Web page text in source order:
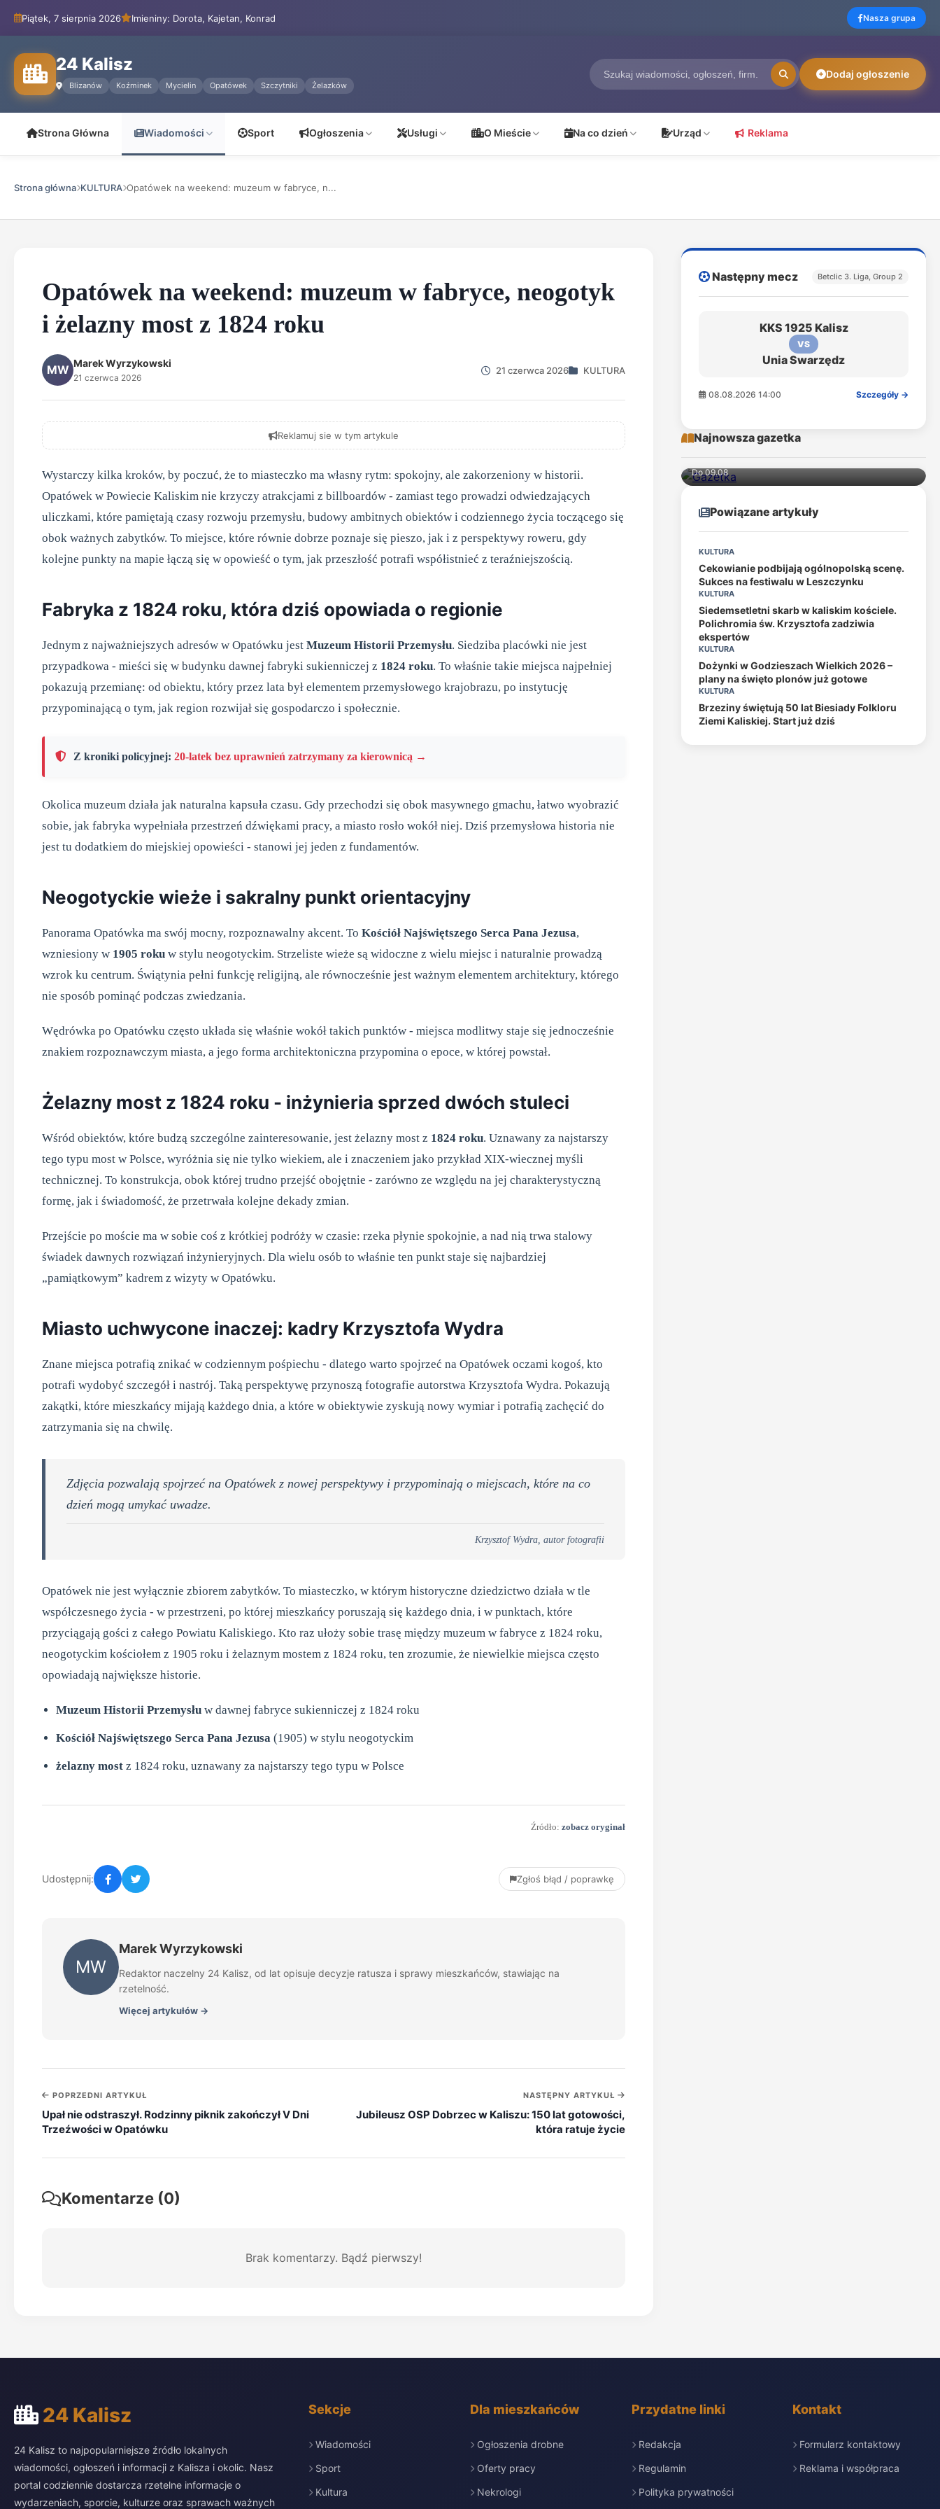
Piątek, 7 sierpnia 2026 Imieniny: Dorota, Kajetan, Konrad Nasza grupa
24 Kalisz
Blizanów Koźminek Mycielin Opatówek Szczytniki Żelazków
Dodaj ogłoszenie
Strona Główna Wiadomości Sport Ogłoszenia Usługi O Mieście Na co dzień Urząd Reklama
Strona główna KULTURA Opatówek na weekend: muzeum w fabryce, n...
Opatówek na weekend: muzeum w fabryce, neogotyk
i żelazny most z 1824 roku
MW Marek Wyrzykowski
21 czerwca 2026
21 czerwca 2026 KULTURA
Reklamuj sie w tym artykule
Wystarczy kilka kroków, by poczuć, że to miasteczko ma własny rytm: spokojny, ale zakorzeniony w historii.
Opatówek w Powiecie Kaliskim nie krzyczy atrakcjami z billboardów - zamiast tego prowadzi odwiedzających
uliczkami, które pamiętają czasy rozwoju przemysłu, budowy ambitnych obiektów i codziennego życia toczącego się
obok ważnych zabytków. To miejsce, które równie dobrze poznaje się pieszo, jak i z perspektywy roweru, gdy
kolejne punkty na mapie łączą się w opowieść o tym, jak przeszłość potrafi współistnieć z teraźniejszością.
Fabryka z 1824 roku, która dziś opowiada o regionie
Jednym z najważniejszych adresów w Opatówku jest Muzeum Historii Przemysłu. Siedziba placówki nie jest
przypadkowa - mieści się w budynku dawnej fabryki sukienniczej z 1824 roku. To właśnie takie miejsca najpełniej
pokazują przemianę: od obiektu, który przez lata był elementem przemysłowego krajobrazu, po instytucję
przypominającą o tym, jak region rozwijał się gospodarczo i społecznie.
Z kroniki policyjnej: 20-latek bez uprawnień zatrzymany za kierownicą →
Okolica muzeum działa jak naturalna kapsuła czasu. Gdy przechodzi się obok masywnego gmachu, łatwo wyobrazić
sobie, jak fabryka wypełniała przestrzeń dźwiękami pracy, a miasto rosło wokół niej. Dziś przemysłowa historia nie
jest tu dodatkiem do miejskiej opowieści - stanowi jej jeden z fundamentów.
Neogotyckie wieże i sakralny punkt orientacyjny
Panorama Opatówka ma swój mocny, rozpoznawalny akcent. To Kościół Najświętszego Serca Pana Jezusa,
wzniesiony w 1905 roku w stylu neogotyckim. Strzeliste wieże są widoczne z wielu miejsc i naturalnie prowadzą
wzrok ku centrum. Świątynia pełni funkcję religijną, ale równocześnie jest ważnym elementem architektury, którego
nie sposób pominąć podczas zwiedzania.
Wędrówka po Opatówku często układa się właśnie wokół takich punktów - miejsca modlitwy staje się jednocześnie
znakiem rozpoznawczym miasta, a jego forma architektoniczna przypomina o epoce, w której powstał.
Żelazny most z 1824 roku - inżynieria sprzed dwóch stuleci
Wśród obiektów, które budzą szczególne zainteresowanie, jest żelazny most z 1824 roku. Uznawany za najstarszy
tego typu most w Polsce, wyróżnia się nie tylko wiekiem, ale i znaczeniem jako przykład XIX-wiecznej myśli
technicznej. To konstrukcja, obok której trudno przejść obojętnie - zarówno ze względu na jej charakterystyczną
formę, jak i świadomość, że przetrwała kolejne dekady zmian.
Przejście po moście ma w sobie coś z krótkiej podróży w czasie: rzeka płynie spokojnie, a nad nią trwa stalowy
świadek dawnych rozwiązań inżynieryjnych. Dla wielu osób to właśnie ten punkt staje się najbardziej
„pamiątkowym” kadrem z wizyty w Opatówku.
Miasto uchwycone inaczej: kadry Krzysztofa Wydra
Znane miejsca potrafią znikać w codziennym pośpiechu - dlatego warto spojrzeć na Opatówek oczami kogoś, kto
potrafi wydobyć szczegół i nastrój. Taką perspektywę przynoszą fotografie autorstwa Krzysztofa Wydra. Pokazują
zakątki, które mieszkańcy mijają każdego dnia, a które w obiektywie zyskują nowy wymiar i potrafią zachęcić do
zatrzymania się na chwilę.
Zdjęcia pozwalają spojrzeć na Opatówek z nowej perspektywy i przypominają o miejscach, które na co
dzień mogą umykać uwadze.
Krzysztof Wydra, autor fotografii
Opatówek nie jest wyłącznie zbiorem zabytków. To miasteczko, w którym historyczne dziedzictwo działa w tle
współczesnego życia - w przestrzeni, po której mieszkańcy poruszają się każdego dnia, i w punktach, które
przyciągają gości z całego Powiatu Kaliskiego. Kto raz ułoży sobie trasę między muzeum w fabryce z 1824 roku,
neogotyckim kościołem z 1905 roku i żelaznym mostem z 1824 roku, ten zrozumie, że niewielkie miejsca często
opowiadają największe historie.
Muzeum Historii Przemysłu w dawnej fabryce sukienniczej z 1824 roku
Kościół Najświętszego Serca Pana Jezusa (1905) w stylu neogotyckim
żelazny most z 1824 roku, uznawany za najstarszy tego typu w Polsce
Źródło: zobacz oryginał
Udostępnij: Zgłoś błąd / poprawkę
MW
Marek Wyrzykowski
Redaktor naczelny 24 Kalisz, od lat opisuje decyzje ratusza i sprawy mieszkańców, stawiając na
rzetelność.
Więcej artykułów →
POPRZEDNI ARTYKUŁ
Upał nie odstraszył. Rodzinny piknik zakończył V Dni
Trzeźwości w Opatówku
NASTĘPNY ARTYKUŁ
Jubileusz OSP Dobrzec w Kaliszu: 150 lat gotowości,
która ratuje życie
Komentarze (0)
Brak komentarzy. Bądź pierwszy!
Następny mecz Betclic 3. Liga, Group 2
KKS 1925 Kalisz
VS
Unia Swarzędz
08.08.2026 14:00 Szczegóły →
Najnowsza gazetka
Do 09.08
Powiązane artykuły
KULTURA
Cekowianie podbijają ogólnopolską scenę.
Sukces na festiwalu w Leszczynku
KULTURA
Siedemsetletni skarb w kaliskim kościele.
Polichromia św. Krzysztofa zadziwia
ekspertów
KULTURA
Dożynki w Godzieszach Wielkich 2026 –
plany na święto plonów już gotowe
KULTURA
Brzeziny świętują 50 lat Biesiady Folkloru
Ziemi Kaliskiej. Start już dziś
24 Kalisz
24 Kalisz to najpopularniejsze źródło lokalnych
wiadomości, ogłoszeń i informacji z Kalisza i okolic. Nasz
portal codziennie dostarcza rzetelne informacje o
wydarzeniach, sporcie, kulturze oraz sprawach ważnych
Sekcje
Wiadomości
Sport
Kultura
Dla mieszkańców
Ogłoszenia drobne
Oferty pracy
Nekrologi
Przydatne linki
Redakcja
Regulamin
Polityka prywatności
Kontakt
Formularz kontaktowy
Reklama i współpraca